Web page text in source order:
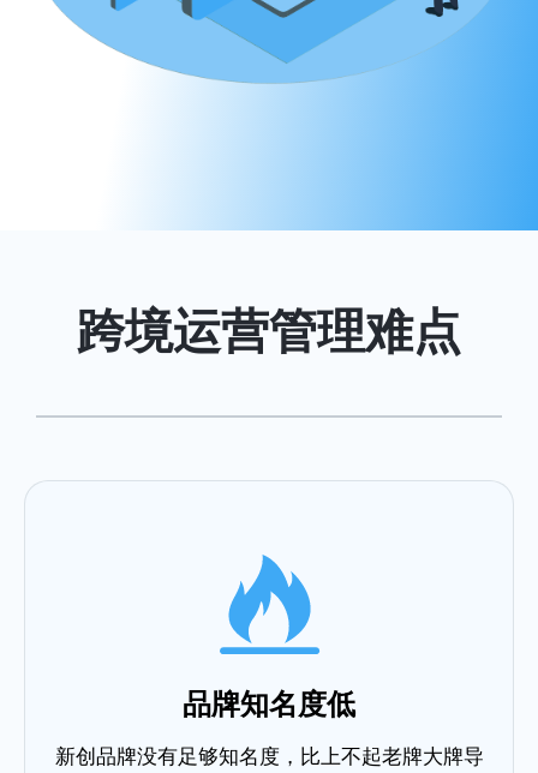
>
跨境运营管理难点
品牌知名度低
新创品牌没有足够知名度，比上不起老牌大牌导